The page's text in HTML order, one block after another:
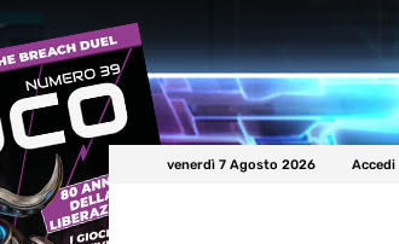
venerdì 7 Agosto 2026 Accedi